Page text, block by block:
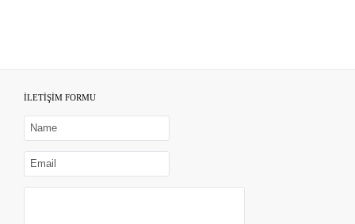
İLETİŞİM FORMU